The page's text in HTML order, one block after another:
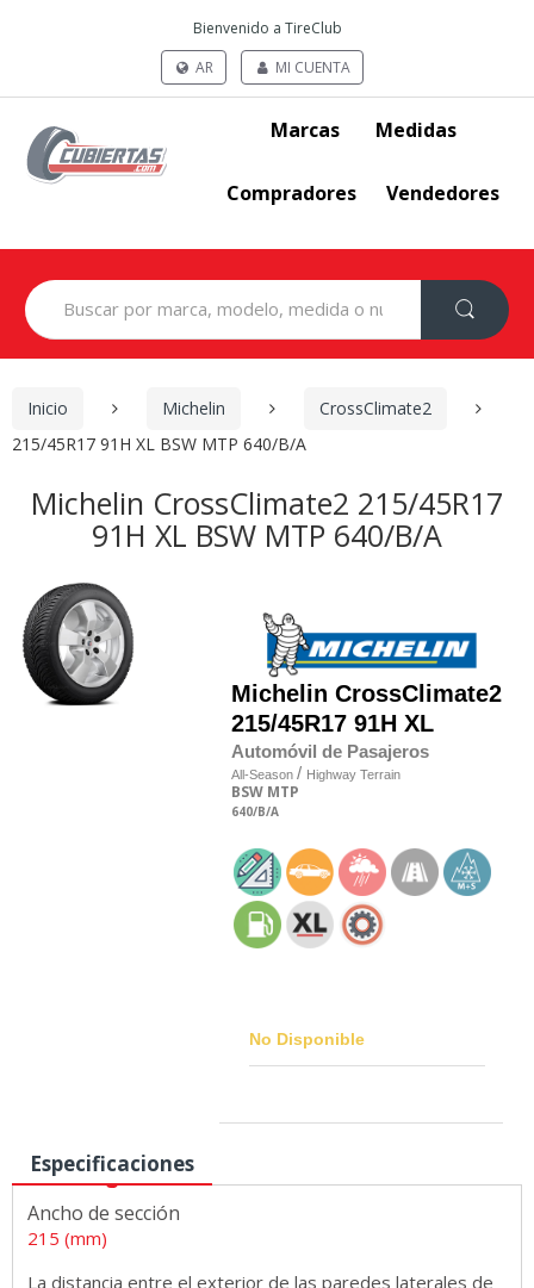
Bienvenido a TireClub
AR
MI CUENTA
Marcas Medidas
Compradores Vendedores
Search
for:
Inicio Michelin
CrossClimate2
215/45R17 91H XL BSW MTP 640/B/A
Michelin CrossClimate2 215/45R17
91H XL BSW MTP 640/B/A
Michelin CrossClimate2
215/45R17 91H XL
Automóvil de Pasajeros
All-Season / Highway Terrain
BSW MTP
640/B/A
No Disponible
Especificaciones
Ancho de sección
215 (mm)
La distancia entre el exterior de las paredes laterales de